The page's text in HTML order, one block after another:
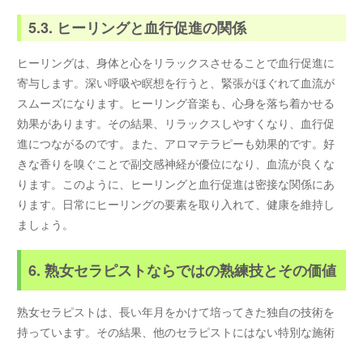
5.3. ヒーリングと血行促進の関係
ヒーリングは、身体と心をリラックスさせることで血行促進に
寄与します。深い呼吸や瞑想を行うと、緊張がほぐれて血流が
スムーズになります。ヒーリング音楽も、心身を落ち着かせる
効果があります。その結果、リラックスしやすくなり、血行促
進につながるのです。また、アロマテラピーも効果的です。好
きな香りを嗅ぐことで副交感神経が優位になり、血流が良くな
ります。このように、ヒーリングと血行促進は密接な関係にあ
ります。日常にヒーリングの要素を取り入れて、健康を維持し
ましょう。
6. 熟女セラピストならではの熟練技とその価値
熟女セラピストは、長い年月をかけて培ってきた独自の技術を
持っています。その結果、他のセラピストにはない特別な施術